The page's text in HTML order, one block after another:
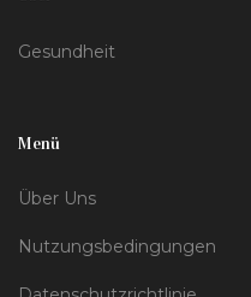
Gesundheit
Menü
Über Uns
Nutzungsbedingungen